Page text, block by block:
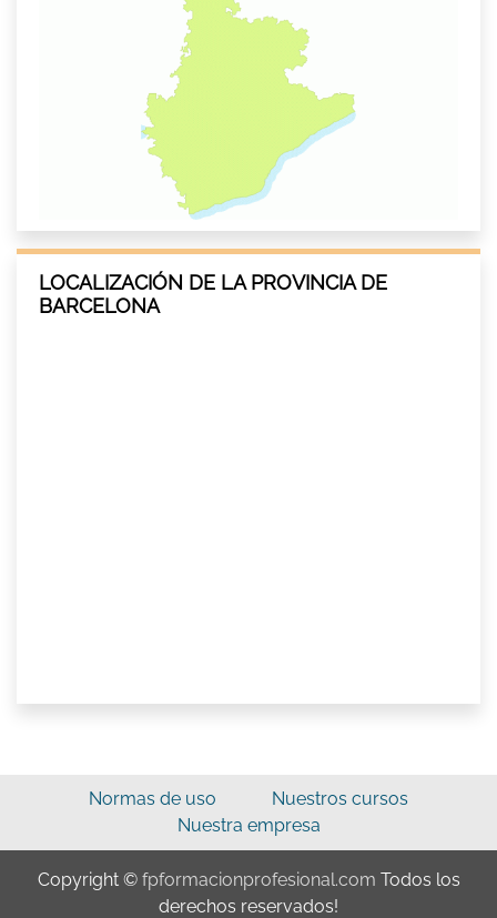
LOCALIZACIÓN DE LA PROVINCIA DE
BARCELONA
Normas de uso
Nuestros cursos
Nuestra empresa
Copyright © fpformacionprofesional.com Todos los
derechos reservados!